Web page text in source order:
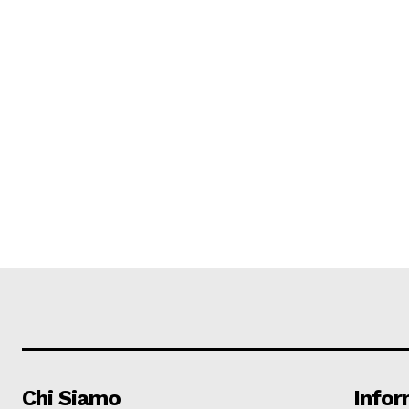
Chi Siamo